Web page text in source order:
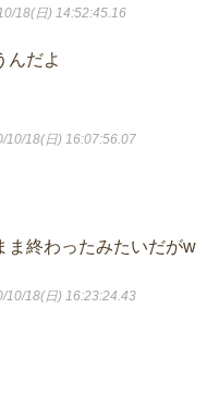
18(日) 14:52:45.16
んだよ
10/18(日) 16:07:56.07
ま終わったみたいだがw
10/18(日) 16:23:24.43